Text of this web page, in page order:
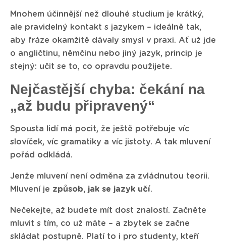
Mnohem účinnější než dlouhé studium je krátký,
ale pravidelný kontakt s jazykem – ideálně tak,
aby fráze okamžitě dávaly smysl v praxi. Ať už jde
o angličtinu, němčinu nebo jiný jazyk, princip je
stejný: učit se to, co opravdu použijete.
Nejčastější chyba: čekání na
„až budu připravený“
Spousta lidí má pocit, že ještě potřebuje víc
slovíček, víc gramatiky a víc jistoty. A tak mluvení
pořád odkládá.
Jenže mluvení není odměna za zvládnutou teorii.
Mluvení je způsob, jak se jazyk učí.
Nečekejte, až budete mít dost znalostí. Začněte
mluvit s tím, co už máte – a zbytek se začne
skládat postupně. Platí to i pro studenty, kteří